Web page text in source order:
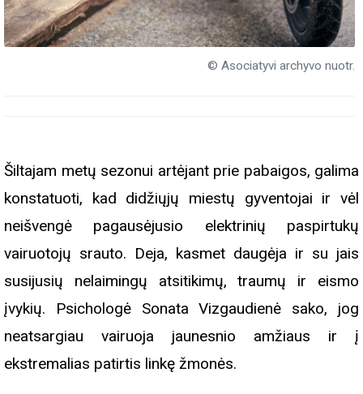
© Asociatyvi archyvo nuotr.
Šiltajam metų sezonui artėjant prie pabaigos, galima
konstatuoti, kad didžiųjų miestų gyventojai ir vėl
neišvengė pagausėjusio elektrinių paspirtukų
vairuotojų srauto. Deja, kasmet daugėja ir su jais
susijusių nelaimingų atsitikimų, traumų ir eismo
įvykių. Psichologė Sonata Vizgaudienė sako, jog
neatsargiau vairuoja jaunesnio amžiaus ir į
ekstremalias patirtis linkę žmonės.